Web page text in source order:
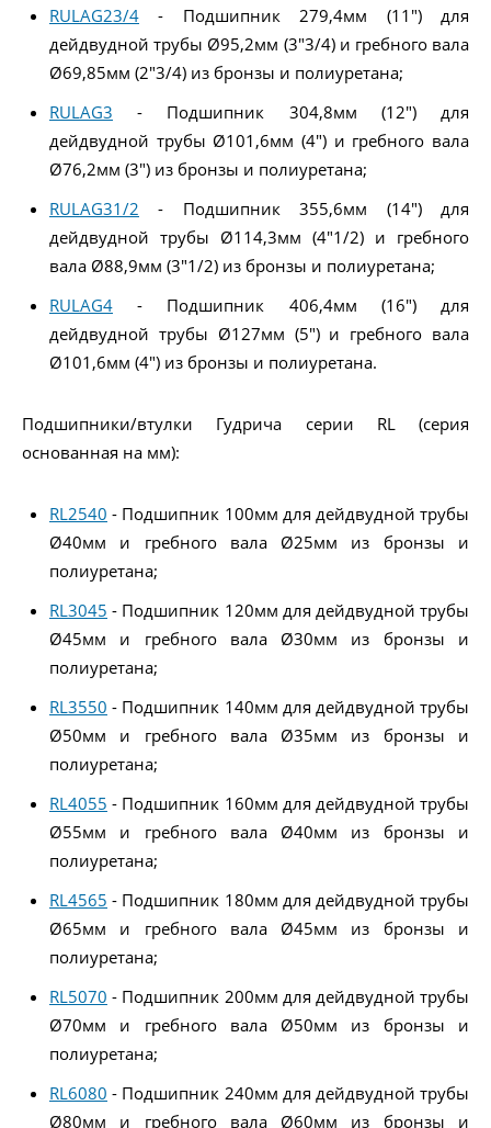
RULAG23/4 - Подшипник 279,4мм (11") для
дейдвудной трубы Ø95,2мм (3"3/4) и гребного вала
Ø69,85мм (2"3/4) из бронзы и полиуретана;
RULAG3 - Подшипник 304,8мм (12") для
дейдвудной трубы Ø101,6мм (4") и гребного вала
Ø76,2мм (3") из бронзы и полиуретана;
RULAG31/2 - Подшипник 355,6мм (14") для
дейдвудной трубы Ø114,3мм (4"1/2) и гребного
вала Ø88,9мм (3"1/2) из бронзы и полиуретана;
RULAG4 - Подшипник 406,4мм (16") для
дейдвудной трубы Ø127мм (5") и гребного вала
Ø101,6мм (4") из бронзы и полиуретана.
Подшипники/втулки Гудрича серии RL (серия
основанная на мм):
RL2540 - Подшипник 100мм для дейдвудной трубы
Ø40мм и гребного вала Ø25мм из бронзы и
полиуретана;
RL3045 - Подшипник 120мм для дейдвудной трубы
Ø45мм и гребного вала Ø30мм из бронзы и
полиуретана;
RL3550 - Подшипник 140мм для дейдвудной трубы
Ø50мм и гребного вала Ø35мм из бронзы и
полиуретана;
RL4055 - Подшипник 160мм для дейдвудной трубы
Ø55мм и гребного вала Ø40мм из бронзы и
полиуретана;
RL4565 - Подшипник 180мм для дейдвудной трубы
Ø65мм и гребного вала Ø45мм из бронзы и
полиуретана;
RL5070 - Подшипник 200мм для дейдвудной трубы
Ø70мм и гребного вала Ø50мм из бронзы и
полиуретана;
RL6080 - Подшипник 240мм для дейдвудной трубы
Ø80мм и гребного вала Ø60мм из бронзы и